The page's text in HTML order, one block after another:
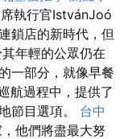
執行官IstvánJoó
鎖店的新時代，但
年輕的公眾仍在
一部分，就像早餐
航過程中，提供了
節目選項。 台中
他們將盡最大努